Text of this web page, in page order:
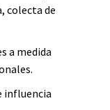
colecta de
a medida
influencia